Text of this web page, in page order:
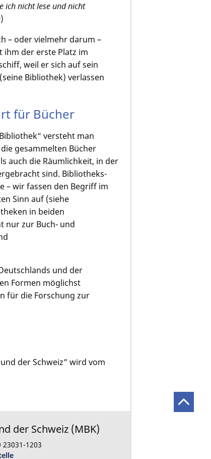
ich nicht lese und nicht
)
– oder vielmehr darum –
ihm der erste Platz im
weil er sich auf sein
Bibliothek) verlassen
für Bücher
versteht man
gesammelten Bücher
auch die Räumlichkeit, in der
sind. Bibliotheks­
– wir fassen den Begriff im
Sinn auf (siehe
in beiden
nur zur Buch- und
und der
Formen möglichst
für die Forschung zur
der Schweiz” wird vom
der Schweiz (MBK)
1203